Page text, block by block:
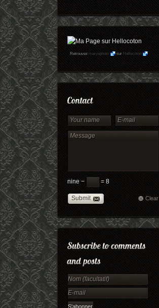
Retrouvezmaryophoto surHellocoton
nine − = 8
Submit Clear